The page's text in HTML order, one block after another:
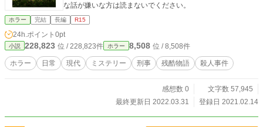
な話が嫌いな方は読まないでください。
ホラー 完結 長編 R15
24h.ポイント 0pt
小説 228,823 位 / 228,823件 ホラー 8,508 位 / 8,508件
ホラー 日常 現代 ミステリー 刑事 残酷物語 殺人事件
感想数 0
文字数 57,945
最終更新日 2022.03.31
登録日 2021.02.14